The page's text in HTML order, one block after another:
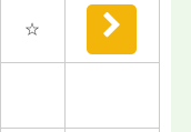
☆